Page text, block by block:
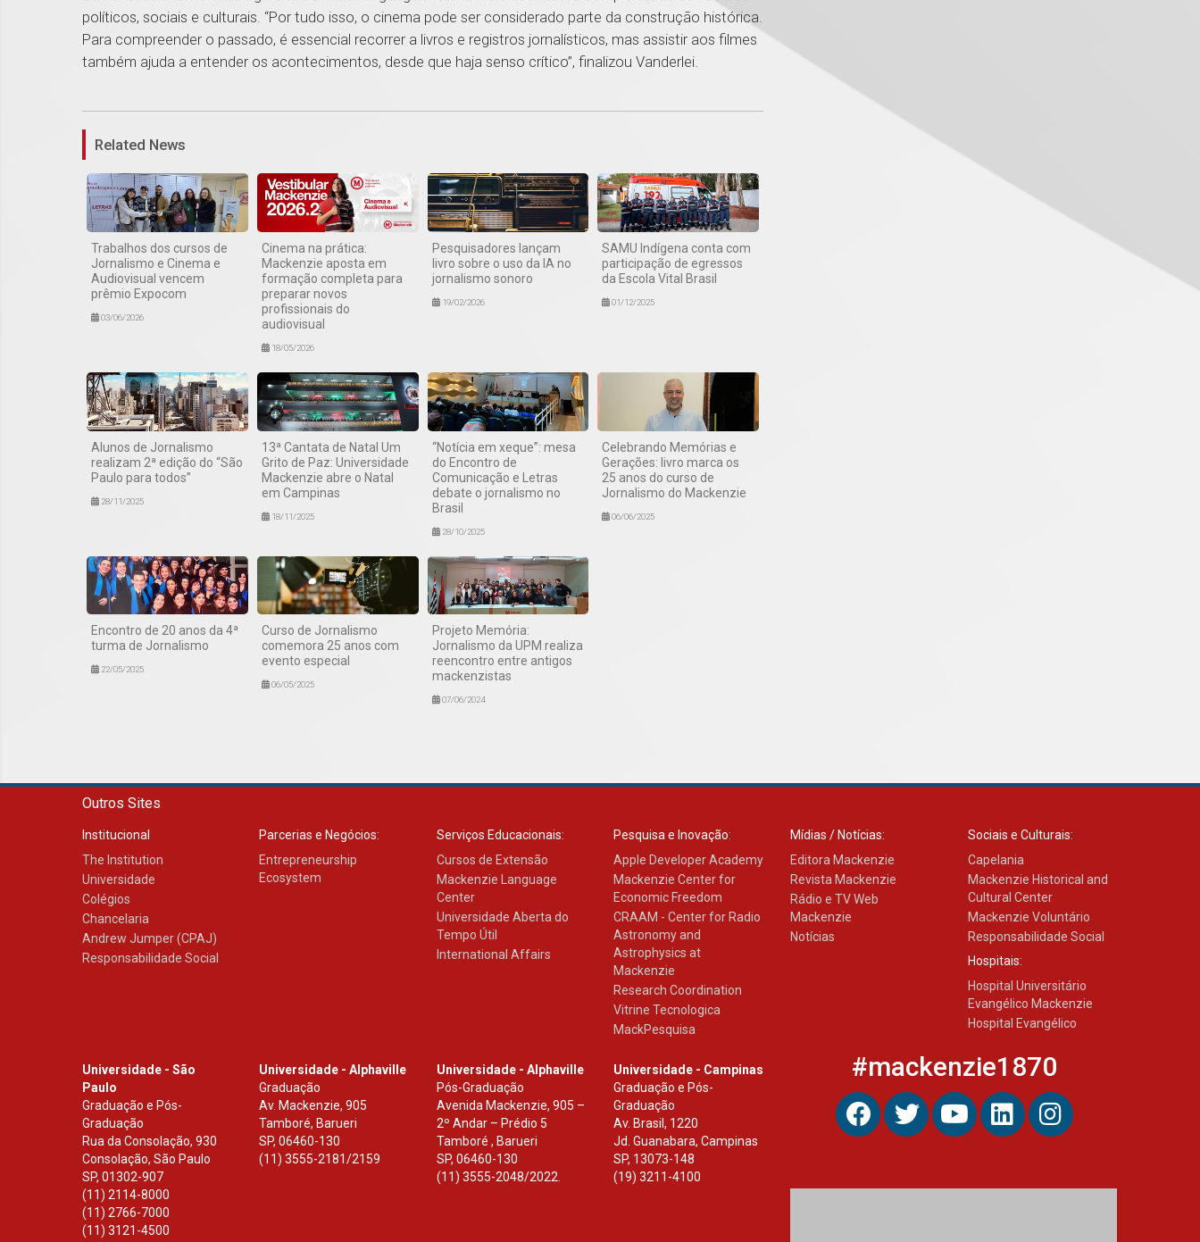
políticos, sociais e culturais. “Por tudo isso, o cinema pode ser considerado parte da construção histórica.
Para compreender o passado, é essencial recorrer a livros e registros jornalísticos, mas assistir aos filmes
também ajuda a entender os acontecimentos, desde que haja senso crítico”, finalizou Vanderlei.
1
Related News
Trabalhos dos cursos de
Jornalismo e Cinema e
Audiovisual vencem
prêmio Expocom
03/06/2026
Cinema na prática:
Mackenzie aposta em
formação completa para
preparar novos
profissionais do
audiovisual
18/05/2026
Pesquisadores lançam
livro sobre o uso da IA no
jornalismo sonoro
19/02/2026
SAMU Indígena conta com
participação de egressos
da Escola Vital Brasil
01/12/2025
Alunos de Jornalismo
realizam 2ª edição do “São
Paulo para todos”
28/11/2025
13ª Cantata de Natal Um
Grito de Paz: Universidade
Mackenzie abre o Natal
em Campinas
18/11/2025
“Notícia em xeque”: mesa
do Encontro de
Comunicação e Letras
debate o jornalismo no
Brasil
28/10/2025
Celebrando Memórias e
Gerações: livro marca os
25 anos do curso de
Jornalismo do Mackenzie
06/06/2025
Encontro de 20 anos da 4ª
turma de Jornalismo
22/05/2025
Curso de Jornalismo
comemora 25 anos com
evento especial
06/05/2025
Projeto Memória:
Jornalismo da UPM realiza
reencontro entre antigos
mackenzistas
07/06/2024
Outros Sites
Institucional
The Institution
Universidade
Colégios
Chancelaria
Andrew Jumper (CPAJ)
Responsabilidade Social
Parcerias e Negócios:
Entrepreneurship
Ecosystem
Serviços Educacionais:
Cursos de Extensão
Mackenzie Language
Center
Universidade Aberta do
Tempo Útil
International Affairs
Pesquisa e Inovação:
Apple Developer Academy
Mackenzie Center for
Economic Freedom
CRAAM - Center for Radio
Astronomy and
Astrophysics at
Mackenzie
Research Coordination
Vitrine Tecnologica
MackPesquisa
Mídias / Notícias:
Editora Mackenzie
Revista Mackenzie
Rádio e TV Web
Mackenzie
Notícias
Sociais e Culturais:
Capelania
Mackenzie Historical and
Cultural Center
Mackenzie Voluntário
Responsabilidade Social
Hospitais:
Hospital Universitário
Evangélico Mackenzie
Hospital Evangélico
Universidade - São
Paulo
Graduação e Pós-
Graduação
Rua da Consolação, 930
Consolação, São Paulo
SP, 01302-907
(11) 2114-8000
(11) 2766-7000
(11) 3121-4500
Universidade - Alphaville
Graduação
Av. Mackenzie, 905
Tamboré, Barueri
SP,06460-130
(11) 3555-2181/2159
Universidade - Alphaville
Pós-Graduação
Avenida Mackenzie, 905 –
2º Andar – Prédio 5
Tamboré , Barueri
SP, 06460-130
(11) 3555-2048/2022.
Universidade - Campinas
Graduação e Pós-
Graduação
Av. Brasil, 1220
Jd. Guanabara, Campinas
SP, 13073-148
(19) 3211-4100
#mackenzie1870